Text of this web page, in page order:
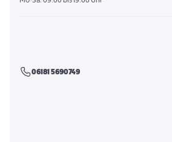
06181 5690749